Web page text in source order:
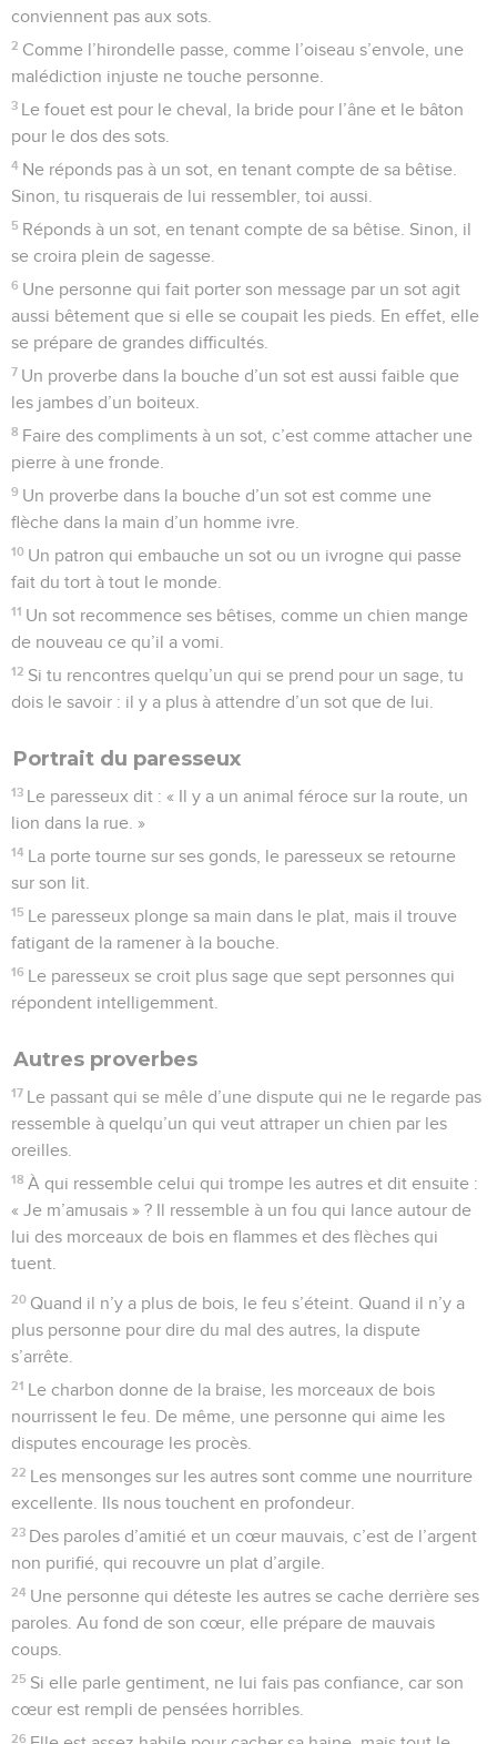
conviennent pas aux sots.
2 Comme l’hirondelle passe, comme l’oiseau s’envole, une
malédiction injuste ne touche personne.
3 Le fouet est pour le cheval, la bride pour l’âne et le bâton
pour le dos des sots.
4 Ne réponds pas à un sot, en tenant compte de sa bêtise.
Sinon, tu risquerais de lui ressembler, toi aussi.
5 Réponds à un sot, en tenant compte de sa bêtise. Sinon, il
se croira plein de sagesse.
6 Une personne qui fait porter son message par un sot agit
aussi bêtement que si elle se coupait les pieds. En effet, elle
se prépare de grandes difficultés.
7 Un proverbe dans la bouche d’un sot est aussi faible que
les jambes d’un boiteux.
8 Faire des compliments à un sot, c’est comme attacher une
pierre à une fronde.
9 Un proverbe dans la bouche d’un sot est comme une
flèche dans la main d’un homme ivre.
10 Un patron qui embauche un sot ou un ivrogne qui passe
fait du tort à tout le monde.
11 Un sot recommence ses bêtises, comme un chien mange
de nouveau ce qu’il a vomi.
12 Si tu rencontres quelqu’un qui se prend pour un sage, tu
dois le savoir : il y a plus à attendre d’un sot que de lui.
Portrait du paresseux
13 Le paresseux dit : « Il y a un animal féroce sur la route, un
lion dans la rue. »
14 La porte tourne sur ses gonds, le paresseux se retourne
sur son lit.
15 Le paresseux plonge sa main dans le plat, mais il trouve
fatigant de la ramener à la bouche.
16 Le paresseux se croit plus sage que sept personnes qui
répondent intelligemment.
Autres proverbes
17 Le passant qui se mêle d’une dispute qui ne le regarde pas
ressemble à quelqu’un qui veut attraper un chien par les
oreilles.
18 À qui ressemble celui qui trompe les autres et dit ensuite :
« Je m’amusais » ? Il ressemble à un fou qui lance autour de
lui des morceaux de bois en flammes et des flèches qui
tuent.
20 Quand il n’y a plus de bois, le feu s’éteint. Quand il n’y a
plus personne pour dire du mal des autres, la dispute
s’arrête.
21 Le charbon donne de la braise, les morceaux de bois
nourrissent le feu. De même, une personne qui aime les
disputes encourage les procès.
22 Les mensonges sur les autres sont comme une nourriture
excellente. Ils nous touchent en profondeur.
23 Des paroles d’amitié et un cœur mauvais, c’est de l’argent
non purifié, qui recouvre un plat d’argile.
24 Une personne qui déteste les autres se cache derrière ses
paroles. Au fond de son cœur, elle prépare de mauvais
coups.
25 Si elle parle gentiment, ne lui fais pas confiance, car son
cœur est rempli de pensées horribles.
26